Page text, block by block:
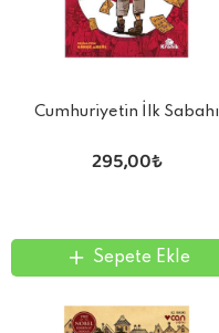
Cumhuriyetin İlk Sabahı
295,00₺
Sepete Ekle